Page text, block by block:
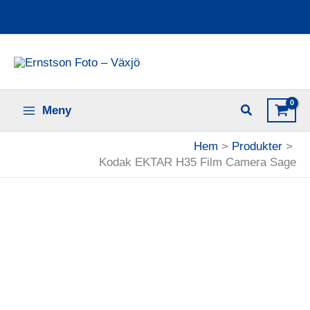
Meny
Hem
Produkter
Kodak EKTAR H35 Film Camera Sage